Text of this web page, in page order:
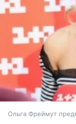
Ольга Фреймут